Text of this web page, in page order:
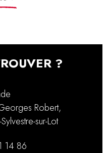
?
Robert,
sur-Lot
14 86